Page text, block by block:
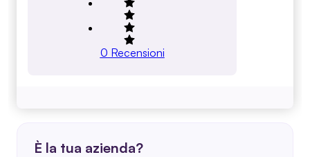
0 Recensioni
È la tua azienda?